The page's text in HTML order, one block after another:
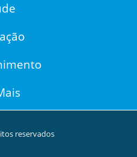
reservados